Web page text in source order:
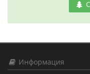
Информация